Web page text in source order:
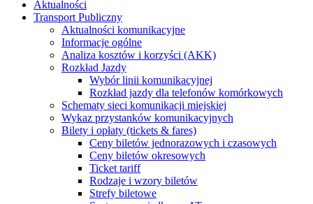
Aktualności
Transport Publiczny
Aktualności komunikacyjne
Informacje ogólne
Analiza kosztów i korzyści (AKK)
Rozkład Jazdy
Wybór linii komunikacyjnej
Rozkład jazdy dla telefonów komórkowych
Schematy sieci komunikacji miejskiej
Wykaz przystanków komunikacyjnych
Bilety i opłaty (tickets & fares)
Ceny biletów jednorazowych i czasowych
Ceny biletów okresowych
Ticket tariff
Rodzaje i wzory biletów
Strefy biletowe